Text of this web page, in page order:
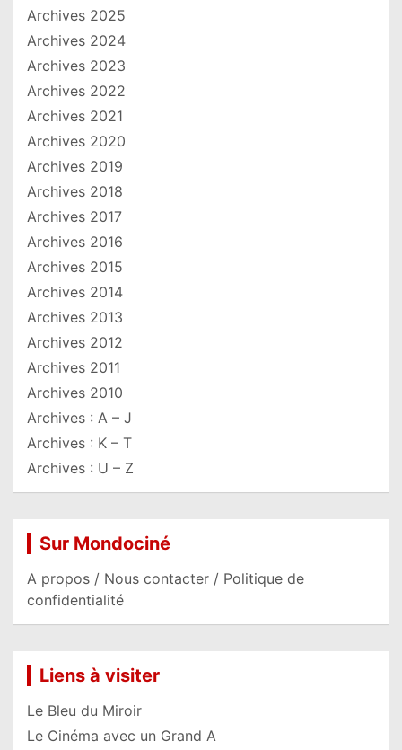
Archives 2025
Archives 2024
Archives 2023
Archives 2022
Archives 2021
Archives 2020
Archives 2019
Archives 2018
Archives 2017
Archives 2016
Archives 2015
Archives 2014
Archives 2013
Archives 2012
Archives 2011
Archives 2010
Archives : A – J
Archives : K – T
Archives : U – Z
Sur Mondociné
A propos / Nous contacter / Politique de
confidentialité
Liens à visiter
Le Bleu du Miroir
Le Cinéma avec un Grand A